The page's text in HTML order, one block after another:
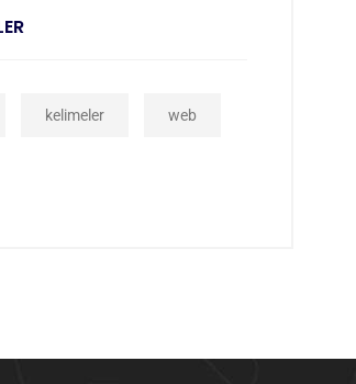
kelimeler web